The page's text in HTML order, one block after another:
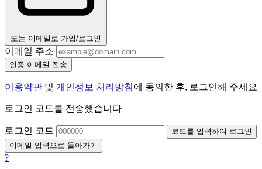
또는 이메일로 가입/로그인
이메일 주소
인증 이메일 전송
이용약관 및 개인정보 처리방침에 동의한 후, 로그인해 주세요
로그인 코드를 전송했습니다
로그인 코드
코드를 입력하여 로그인
이메일 입력으로 돌아가기
?